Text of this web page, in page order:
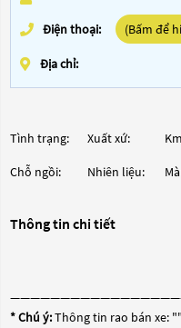
Điện thoại: (Bấm để
Địa chỉ:
Tình trạng: Xuất xứ:
Chỗ ngồi: Nhiên liệu:
Thông tin chi tiết
* Chú ý:Thông tin rao bán xe: "